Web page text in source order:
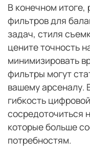
В конечном итоге,
фильтров для
задач, стиля
цените точность
минимизировать
фильтры могут
вашему арсеналу.
гибкость
сосредоточиться
которые больше
потребностям.